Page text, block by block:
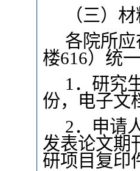
（三）
各院所应
楼616）统
1 ．研究
份，电子文
2．申请
发表论文期
研项目复印